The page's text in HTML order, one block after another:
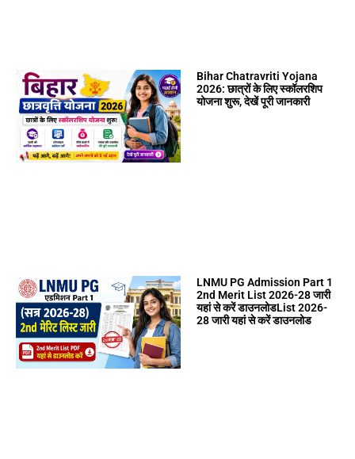
Bihar Chatravriti Yojana
2026: छात्रों के लिए स्कॉलरशिप
योजना शुरू, देखें पूरी जानकारी
LNMU PG Admission Part 1
2nd Merit List 2026-28 जारी
यहां से करें डाउनलोडList 2026-
28 जारी यहां से करें डाउनलोड